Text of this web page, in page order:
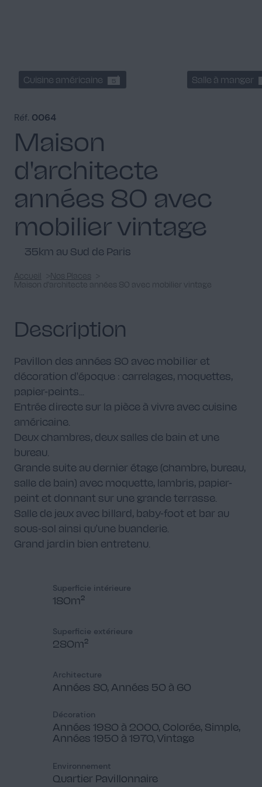
Cuisine américaine 5 Salle à manger
Réf. 0064
Maison
d'architecte
années 80 avec
mobilier vintage
35km au Sud de Paris
Accueil
Nos Places
Maison d'architecte années 80 avec mobilier vintage
Description
Pavillon des années 80 avec mobilier et
décoration d'époque : carrelages, moquettes,
papier-peints...
Entrée directe sur la pièce à vivre avec cuisine
américaine.
Deux chambres, deux salles de bain et une
bureau.
Grande suite au dernier étage (chambre, bureau,
salle de bain) avec moquette, lambris, papier-
peint et donnant sur une grande terrasse.
Salle de jeux avec billard, baby-foot et bar au
sous-sol ainsi qu'une buanderie.
Grand jardin bien entretenu.
Superficie intérieure
180m²
Superficie extérieure
280m²
Architecture
Années 80, Années 50 à 60
Décoration
Années 1980 à 2000, Colorée, Simple,
Années 1950 à 1970, Vintage
Environnement
Quartier Pavillonnaire